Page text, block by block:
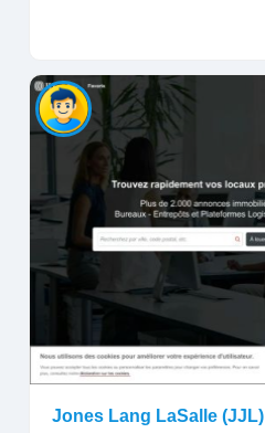
Jones Lang LaSalle (JJL)